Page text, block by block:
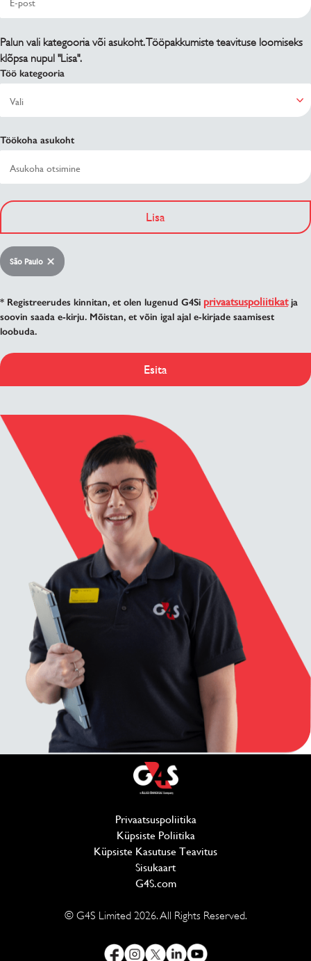
Palun vali kategooria või asukoht. Tööpakkumiste teavituse loomiseks
klõpsa nupul "Lisa".
Töö kategooria
Töökoha asukoht
Lisa
São Paulo
* Registreerudes kinnitan, et olen lugenud G4Si privaatsuspoliitikatja
soovin saada e-kirju. Mõistan, et võin igal ajal e-kirjade saamisest
loobuda.
Esita
Privaatsuspoliitika(avaneb uues aknas)
Küpsiste Poliitika(avaneb uues aknas)
Küpsiste Kasutuse Teavitus
Sisukaart
G4S.com(avaneb uues aknas)
© G4S Limited 2026. All Rights Reserved.